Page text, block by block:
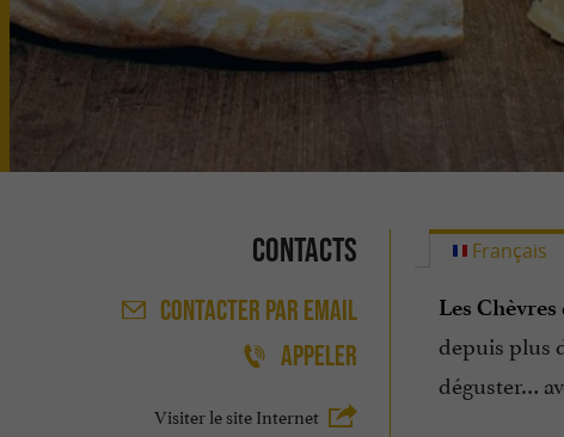
Contacts
CONTACTER PAR EMAIL
APPELER
Visiter le site Internet
Français
Les
depuis plus
déguster…